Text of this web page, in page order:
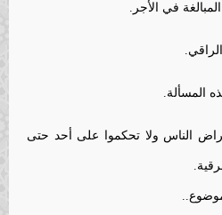
الناس ولا تحكموا على أحد حتى